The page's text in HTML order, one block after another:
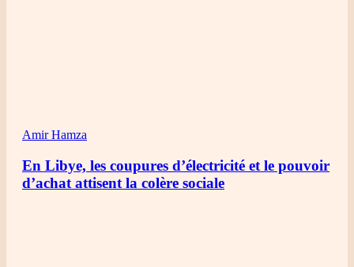
Amir Hamza
En Libye, les coupures d’électricité et le pouvoir
d’achat attisent la colère sociale